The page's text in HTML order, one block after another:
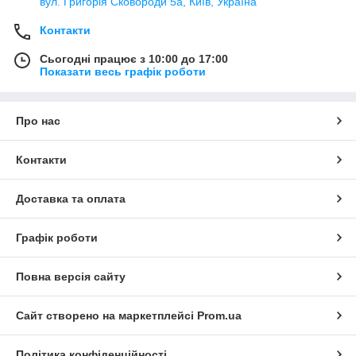
Контакти
Сьогодні працює з 10:00 до 17:00
Показати весь графік роботи
Про нас
Контакти
Доставка та оплата
Графік роботи
Повна версія сайту
Сайт створено на маркетплейсі Prom.ua